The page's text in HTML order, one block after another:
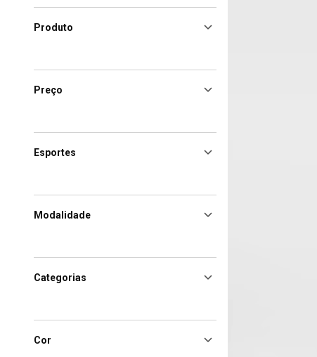
Produto
Preço
Esportes
Modalidade
Categorias
Cor